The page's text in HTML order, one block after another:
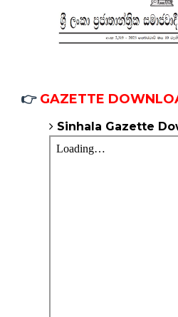
👉GAZETTE
Sinhala Gazette